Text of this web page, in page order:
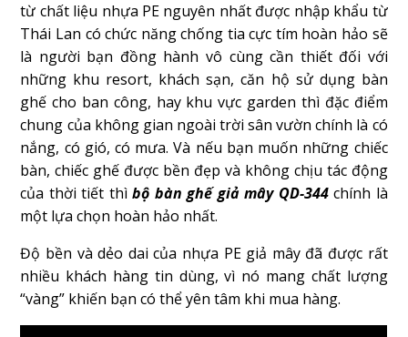
từ chất liệu nhựa PE nguyên nhất được nhập khẩu từ
Thái Lan có chức năng chống tia cực tím hoàn hảo sẽ
là người bạn đồng hành vô cùng cần thiết đối với
những khu resort, khách sạn, căn hộ sử dụng bàn
ghế cho ban công, hay khu vực garden thì đặc điểm
chung của không gian ngoài trời sân vườn chính là có
nắng, có gió, có mưa. Và nếu bạn muốn những chiếc
bàn, chiếc ghế được bền đẹp và không chịu tác động
của thời tiết thìbộ bàn ghế giả mây QD-344chính là
một lựa chọn hoàn hảo nhất.
Độ bền và dẻo dai của nhựa PE giả mây đã được rất
nhiều khách hàng tin dùng, vì nó mang chất lượng
“vàng” khiến bạn có thể yên tâm khi mua hàng.